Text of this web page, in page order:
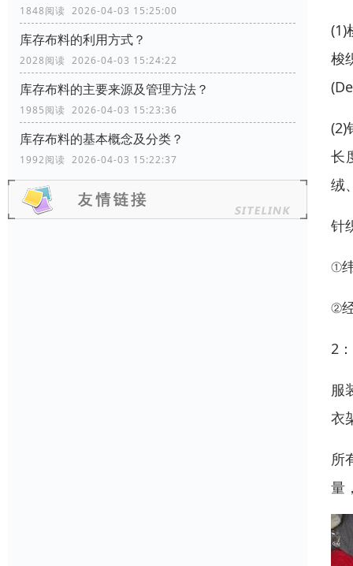
1848阅读 2026-04-03 15:25:00
库存布料的利用方式？
2028阅读 2026-04-03 15:24:22
库存布料的主要来源及管理方法？
1985阅读 2026-04-03 15:23:36
库存布料的基本概念及分类？
1992阅读 2026-04-03 15:22:37
(1)
梭
(2)
长
绒
针
①
②
2
服
衣
所
量